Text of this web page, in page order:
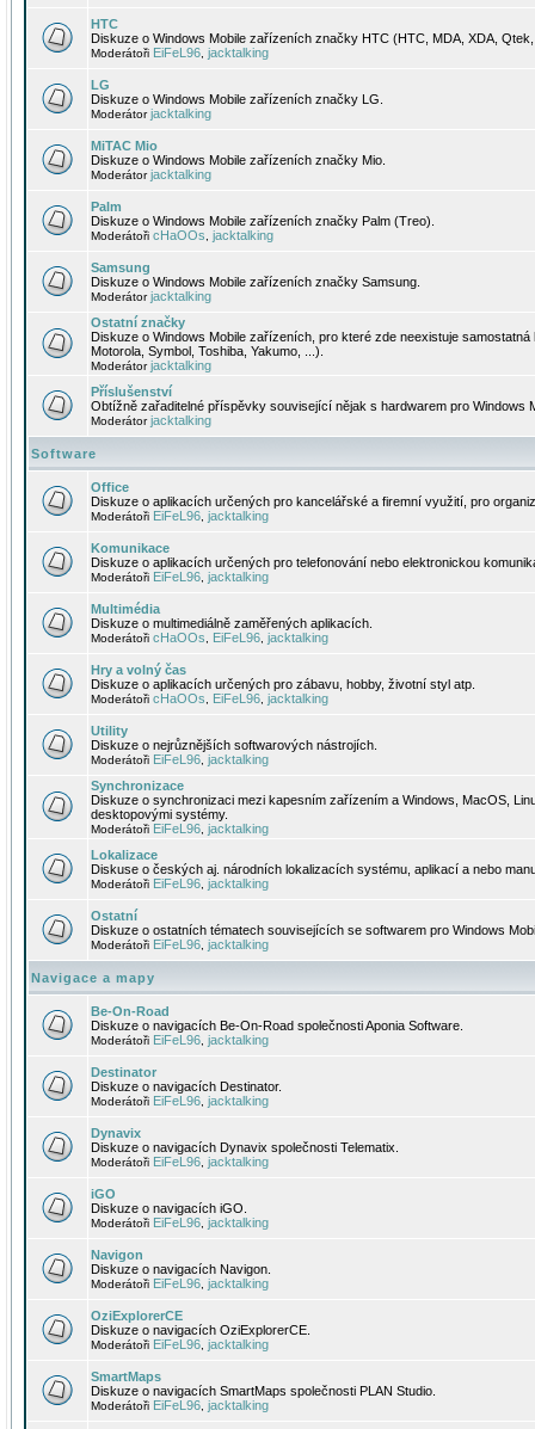
HTC
Diskuze o Windows Mobile zařízeních značky HTC (HTC, MDA, XDA,
Moderátoři EiFeL96 jacktalking
LG
Diskuze o Windows Mobile zařízeních značky LG.
Moderátorjacktalking
MiTAC Mio
Diskuze o Windows Mobile zařízeních značky Mio.
Moderátorjacktalking
Palm
Diskuze o Windows Mobile zařízeních značky Palm (Treo).
Moderátoři cHaOOs jacktalking
Samsung
Diskuze o Windows Mobile zařízeních značky Samsung.
Moderátorjacktalking
Ostatní značky
Diskuze o Windows Mobile zařízeních, pro které zde neexistuje
Motorola, Symbol, Toshiba, Yakumo, ...).
Moderátorjacktalking
Příslušenství
Obtížně zařaditelné příspěvky související nějak s hardwarem pro Windows
Moderátorjacktalking
Software
Office
Diskuze o aplikacích určených pro kancelářské a firemní využití, pro
Moderátoři EiFeL96 jacktalking
Komunikace
Diskuze o aplikacích určených pro telefonování nebo elektronickou
Moderátoři EiFeL96 jacktalking
Multimédia
Diskuze o multimediálně zaměřených aplikacích.
Moderátoři cHaOOs EiFeL96 jacktalking
Hry a volný čas
Diskuze o aplikacích určených pro zábavu, hobby, životní styl atp.
Moderátoři cHaOOs EiFeL96 jacktalking
Utility
Diskuze o nejrůznějších softwarových nástrojích.
Moderátoři EiFeL96 jacktalking
Synchronizace
Diskuze o synchronizaci mezi kapesním zařízením a Windows, MacOS,
desktopovými systémy.
Moderátoři EiFeL96 jacktalking
Lokalizace
Diskuse o českých aj. národních lokalizacích systému, aplikací a nebo
Moderátoři EiFeL96 jacktalking
Ostatní
Diskuze o ostatních tématech souvisejících se softwarem pro Windows
Moderátoři EiFeL96 jacktalking
Navigace a mapy
Be-On-Road
Diskuze o navigacích Be-On-Road společnosti Aponia Software.
Moderátoři EiFeL96 jacktalking
Destinator
Diskuze o navigacích Destinator.
Moderátoři EiFeL96 jacktalking
Dynavix
Diskuze o navigacích Dynavix společnosti Telematix.
Moderátoři EiFeL96 jacktalking
iGO
Diskuze o navigacích iGO.
Moderátoři EiFeL96 jacktalking
Navigon
Diskuze o navigacích Navigon.
Moderátoři EiFeL96 jacktalking
OziExplorerCE
Diskuze o navigacích OziExplorerCE.
Moderátoři EiFeL96 jacktalking
SmartMaps
Diskuze o navigacích SmartMaps společnosti PLAN Studio.
Moderátoři EiFeL96 jacktalking